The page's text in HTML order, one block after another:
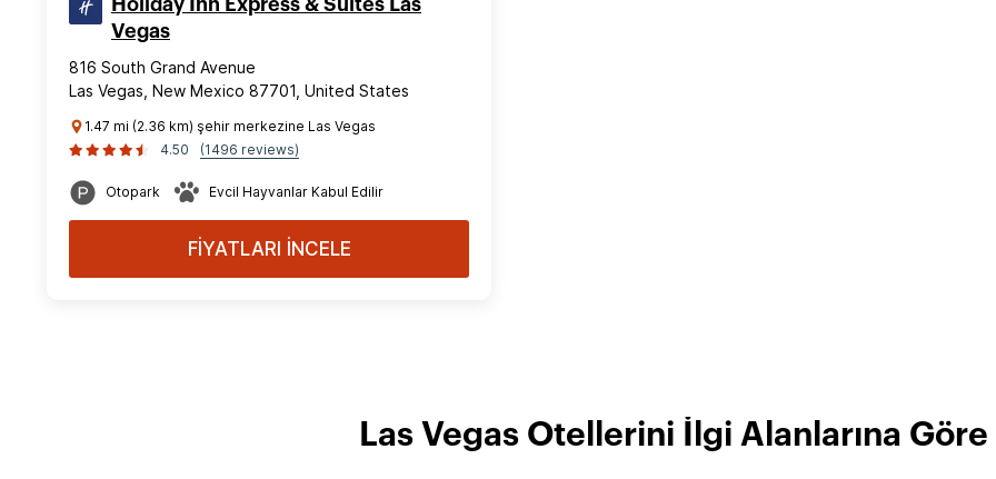
Holiday Inn Express & Suites Las
Vegas
816 South Grand Avenue
Las Vegas, New Mexico 87701, United States
1.47 mi (2.36 km) şehir merkezine Las Vegas
4.50
(1496 reviews)
Otopark Evcil Hayvanlar Kabul Edilir
FİYATLARI İNCELE
Las Vegas Otellerini İlgi Alanlarına